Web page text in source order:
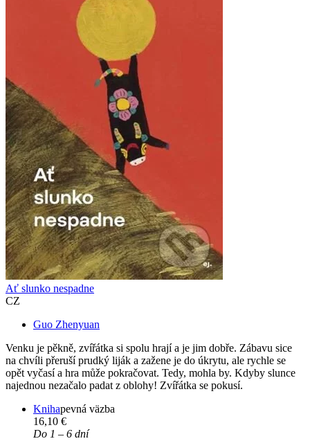
Ať slunko nespadne
CZ
Guo Zhenyuan
Venku je pěkně, zvířátka si spolu hrají a je jim dobře. Zábavu sice
na chvíli přeruší prudký liják a zažene je do úkrytu, ale rychle se
opět vyčasí a hra může pokračovat. Tedy, mohla by. Kdyby slunce
najednou nezačalo padat z oblohy! Zvířátka se pokusí.
Knihapevná väzba
16,10 €
Do 1 – 6 dní